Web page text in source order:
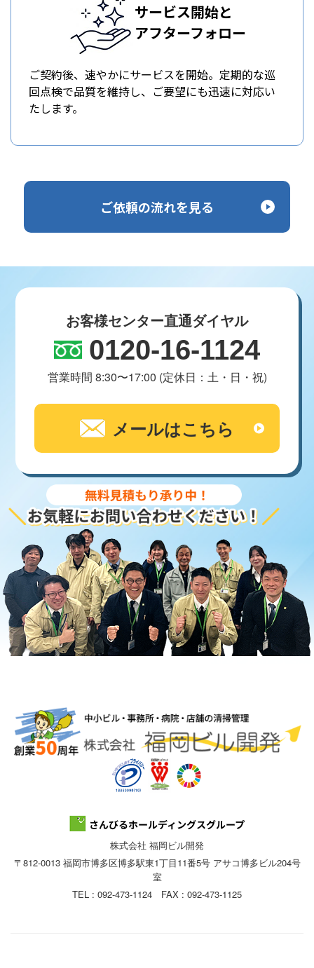
サービス開始と
アフターフォロー
ご契約後、速やかにサービスを開始。定期的な巡
回点検で品質を維持し、ご要望にも迅速に対応い
たします。
ご依頼の流れを見る
お客様センター直通ダイヤル
0120-16-1124
営業時間 8:30〜17:00 (定休日：土・日・祝)
メールはこちら
株式会社 福岡ビル開発
〒812-0013 福岡市博多区博多駅東1丁目11番5号 アサコ博多ビル204号
室
TEL : 092-473-1124 FAX : 092-473-1125